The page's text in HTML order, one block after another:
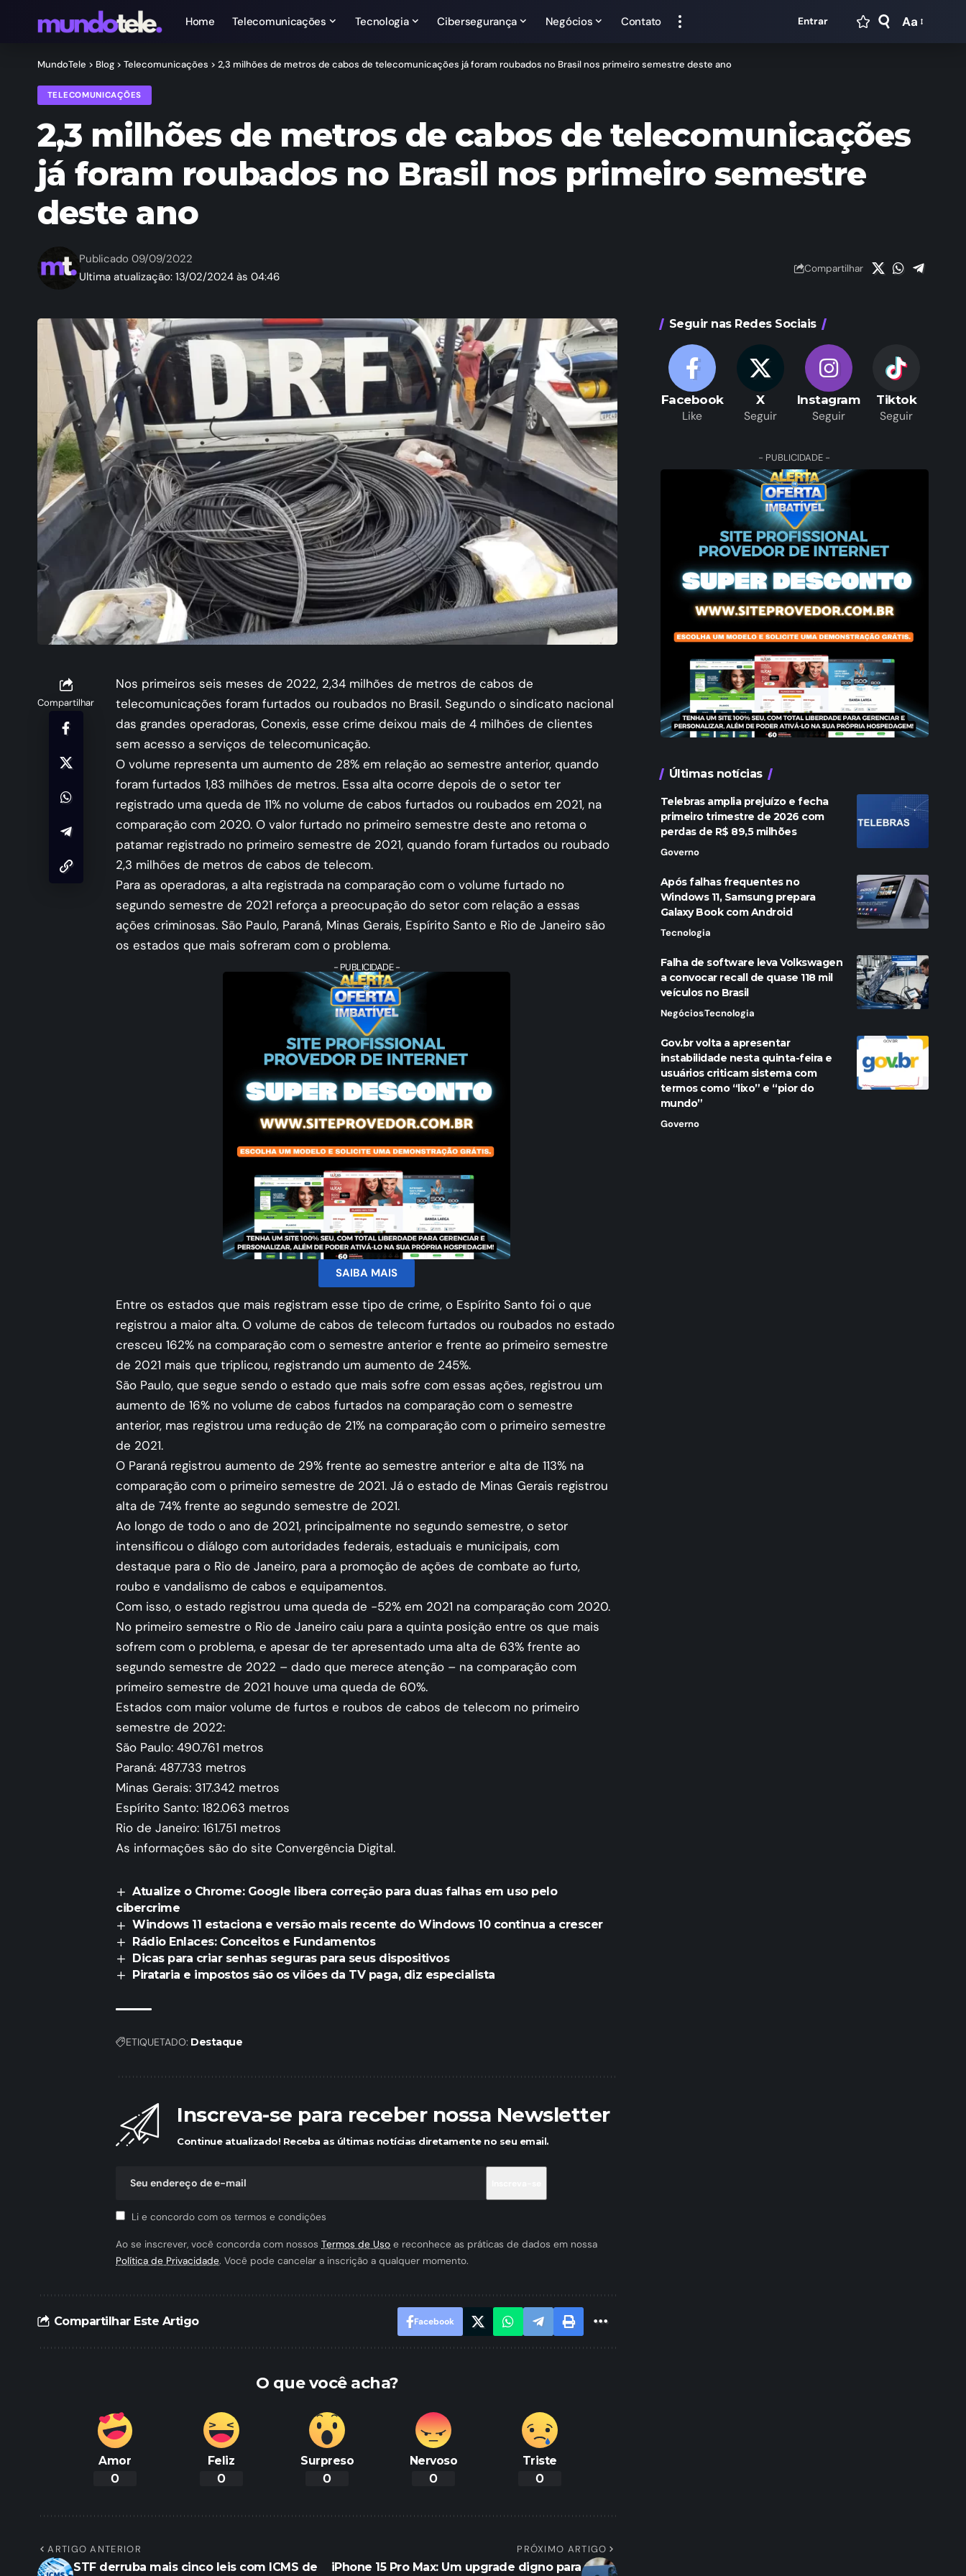
Home Telecomunicações Tecnologia Cibersegurança Negócios Contato Entrar Aa
MundoTele > Blog > Telecomunicações > 2,3 milhões de metros de cabos de telecomunicações já foram roubados no Brasil nos primeiro semestre deste ano
TELECOMUNICAÇÕES
2,3 milhões de metros de cabos de telecomunicações
já foram roubados no Brasil nos primeiro semestre
deste ano
Ultima atualização: 13/02/2024 às 04:46
Publicado 09/09/2022
Compartilhar
Compartilhar
Nos primeiros seis meses de 2022, 2,34 milhões de metros de cabos de
telecomunicações foram furtados ou roubados no Brasil. Segundo o sindicato nacional
das grandes operadoras, Conexis, esse crime deixou mais de 4 milhões de clientes
sem acesso a serviços de telecomunicação.
O volume representa um aumento de 28% em relação ao semestre anterior, quando
foram furtados 1,83 milhões de metros. Essa alta ocorre depois de o setor ter
registrado uma queda de 11% no volume de cabos furtados ou roubados em 2021, na
comparação com 2020. O valor furtado no primeiro semestre deste ano retoma o
patamar registrado no primeiro semestre de 2021, quando foram furtados ou roubado
2,3 milhões de metros de cabos de telecom.
Para as operadoras, a alta registrada na comparação com o volume furtado no
segundo semestre de 2021 reforça a preocupação do setor com relação a essas
ações criminosas. São Paulo, Paraná, Minas Gerais, Espírito Santo e Rio de Janeiro são
os estados que mais sofreram com o problema.
- PUBLICIDADE -
SAIBA MAIS
Entre os estados que mais registram esse tipo de crime, o Espírito Santo foi o que
registrou a maior alta. O volume de cabos de telecom furtados ou roubados no estado
cresceu 162% na comparação com o semestre anterior e frente ao primeiro semestre
de 2021 mais que triplicou, registrando um aumento de 245%.
São Paulo, que segue sendo o estado que mais sofre com essas ações, registrou um
aumento de 16% no volume de cabos furtados na comparação com o semestre
anterior, mas registrou uma redução de 21% na comparação com o primeiro semestre
de 2021.
O Paraná registrou aumento de 29% frente ao semestre anterior e alta de 113% na
comparação com o primeiro semestre de 2021. Já o estado de Minas Gerais registrou
alta de 74% frente ao segundo semestre de 2021.
Ao longo de todo o ano de 2021, principalmente no segundo semestre, o setor
intensificou o diálogo com autoridades federais, estaduais e municipais, com
destaque para o Rio de Janeiro, para a promoção de ações de combate ao furto,
roubo e vandalismo de cabos e equipamentos.
Com isso, o estado registrou uma queda de -52% em 2021 na comparação com 2020.
No primeiro semestre o Rio de Janeiro caiu para a quinta posição entre os que mais
sofrem com o problema, e apesar de ter apresentado uma alta de 63% frente ao
segundo semestre de 2022 – dado que merece atenção – na comparação com
primeiro semestre de 2021 houve uma queda de 60%.
Estados com maior volume de furtos e roubos de cabos de telecom no primeiro
semestre de 2022:
São Paulo: 490.761 metros
Paraná: 487.733 metros
Minas Gerais: 317.342 metros
Espírito Santo: 182.063 metros
Rio de Janeiro: 161.751 metros
As informações são do site Convergência Digital.
Atualize o Chrome: Google libera correção para duas falhas em uso pelo
cibercrime
Windows 11 estaciona e versão mais recente do Windows 10 continua a crescer
Rádio Enlaces: Conceitos e Fundamentos
Dicas para criar senhas seguras para seus dispositivos
Pirataria e impostos são os vilões da TV paga, diz especialista
ETIQUETADO: Destaque
Inscreva-se para receber nossa Newsletter
Continue atualizado! Receba as últimas notícias diretamente no seu email.
Li e concordo com os termos e condições
Ao se inscrever, você concorda com nossos Termos de Uso e reconhece as práticas de dados em nossa
Política de Privacidade. Você pode cancelar a inscrição a qualquer momento.
Compartilhar Este Artigo Facebook
O que você acha?
Amor
0
Feliz
0
Surpreso
0
Nervoso
0
Triste
0
ARTIGO ANTERIOR
STF derruba mais cinco leis com ICMS de
PRÓXIMO ARTIGO
iPhone 15 Pro Max: Um upgrade digno para
Seguir nas Redes Sociais
Facebook
Like
X
Seguir
Instagram
Seguir
Tiktok
Seguir
- PUBLICIDADE -
Últimas notícias
Telebras amplia prejuízo e fecha
primeiro trimestre de 2026 com
perdas de R$ 89,5 milhões
Governo
Após falhas frequentes no
Windows 11, Samsung prepara
Galaxy Book com Android
Tecnologia
Falha de software leva Volkswagen
a convocar recall de quase 118 mil
veículos no Brasil
NegóciosTecnologia
Gov.br volta a apresentar
instabilidade nesta quinta-feira e
usuários criticam sistema com
termos como “lixo” e “pior do
mundo”
Governo